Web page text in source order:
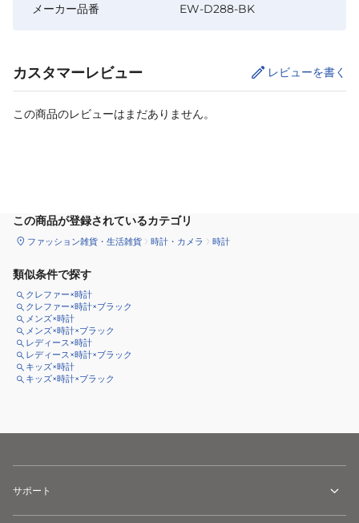
メーカー品番
EW-D288-BK
カスタマーレビュー レビューを書く
この商品のレビューはまだありません。
この商品が登録されているカテゴリ
ファッション雑貨・生活雑貨 時計・カメラ 時計
類似条件で探す
クレファー×時計
クレファー×時計×ブラック
メンズ×時計
メンズ×時計×ブラック
レディース×時計
レディース×時計×ブラック
キッズ×時計
キッズ×時計×ブラック
サポート